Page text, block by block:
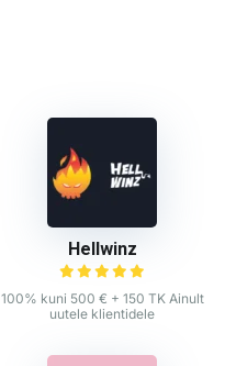
Hellwinz
100% kuni 500 € + 150 TK Ainult
uutele klientidele